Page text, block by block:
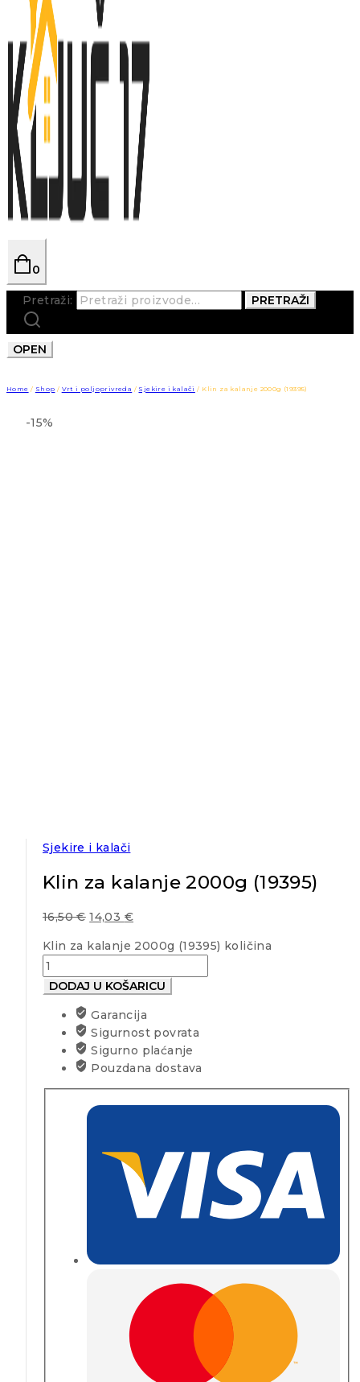
0
Pretraži: PRETRAŽI
OPEN
Home / Shop / Vrt i poljoprivreda / Sjekire i kalači / Klin za kalanje 2000g (19395)
-15%
Sjekire i kalači
Klin za kalanje 2000g (19395)
16,50€ 14,03 €
Klin za kalanje 2000g (19395) količina
DODAJ U KOŠARICU
Garancija
Sigurnost povrata
Sigurno plaćanje
Pouzdana dostava